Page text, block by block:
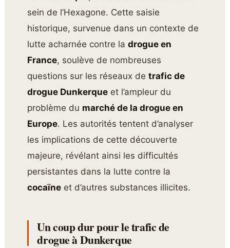
sein de l’Hexagone. Cette saisie
historique, survenue dans un contexte de
lutte acharnée contre ladrogue en
France, soulève de nombreuses
questions sur les réseaux detrafic de
drogue Dunkerque et l’ampleur du
problème du marché de la drogue en
Europe. Les autorités tentent d’analyser
les implications de cette découverte
majeure, révélant ainsi les difficultés
persistantes dans la lutte contre la
cocaïne et d’autres substances illicites.
Un coup dur pour le trafic de
drogue à Dunkerque